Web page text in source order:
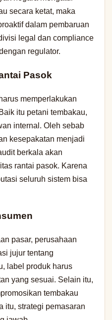
secara ketat, maka
dalam pembaruan
legal dan compliance
regulator.
Pasok
memperlakukan
itu petani tembakau,
internal. Oleh sebab
kesepakatan menjadi
berkala akan
rantai pasok. Karena
seluruh sistem bisa
pasar, perusahaan
jujur tentang
label produk harus
yang sesuai. Selain itu,
tembakau
itu, strategi pemasaran